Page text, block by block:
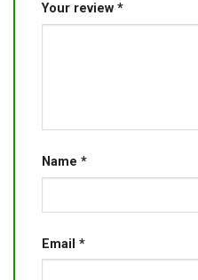
Your review *
Name *
Email *